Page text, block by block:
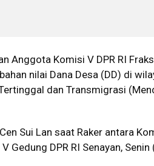
Anggota Komisi V DPR RI
nilai Dana Desa (DD) di
dan Transmigrasi
Sui Lan saat Raker antara
Gedung DPR RI Senayan,